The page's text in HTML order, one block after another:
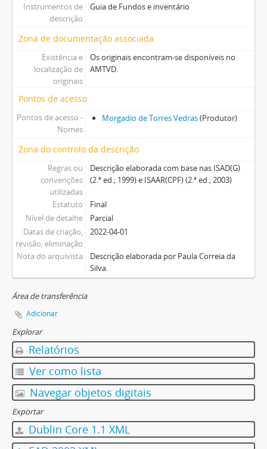
Instrumentos de
descrição
Guia de Fundos e inventário
Zona de documentação associada
Existência e
localização de
originais
Os originais encontram-se disponíveis no
AMTVD.
Pontos de acesso
Pontos de acesso -
Nomes
Morgadio de Torres Vedras(Produtor)
Zona do controlo da descrição
Regras ou
convenções
utilizadas
Descrição elaborada com base nas ISAD(G)
(2.ª ed.; 1999) e ISAAR(CPF) (2.ª ed.; 2003)
Estatuto
Final
Nível de detalhe
Parcial
Datas de criação,
revisão, eliminação
2022-04-01
Nota do arquivista
Descrição elaborada por Paula Correia da
Silva.
Área de transferência
Adicionar
Explorar
Relatórios
Ver como lista
Navegar objetos digitais
Exportar
Dublin Core 1.1 XML